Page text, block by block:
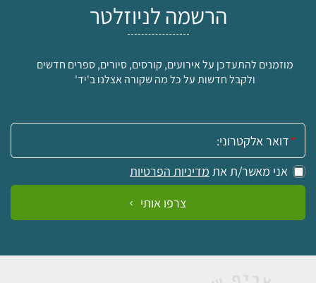
הרשמה לניוזלטר
מוזמנים להתעדכן על אירועים, קורסים, סיורים, ספרים חדשים
ולקבל חדשות על כל מה שקורה אצלנו ב'יד'
אימייל:
אני מאשר/ת את מדיניות הפרטיות
צרפו אותי